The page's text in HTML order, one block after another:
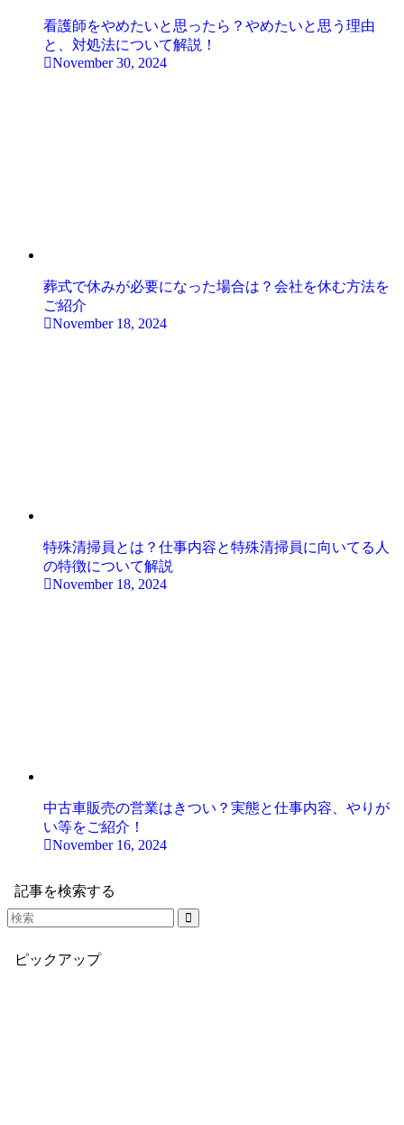
看護師をやめたいと思ったら？やめたいと思う理由
と、対処法について解説！
November 30, 2024
葬式で休みが必要になった場合は？会社を休む方法を
ご紹介
November 18, 2024
特殊清掃員とは？仕事内容と特殊清掃員に向いてる人
の特徴について解説
November 18, 2024
中古車販売の営業はきつい？実態と仕事内容、やりが
い等をご紹介！
November 16, 2024
記事を検索する
ピックアップ